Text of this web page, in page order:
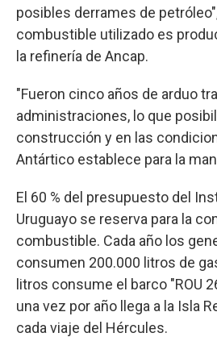
posibles derrames de petróleo",
combustible utilizado es
la refinería de Ancap.
"Fueron cinco años de arduo
administraciones, lo que
construcción y en las
Antártico establece para la
El 60 % del presupuesto del
Uruguayo se reserva para la
combustible. Cada año los
consumen 200.000 litros de
litros consume el barco "ROU
una vez por año llega a la Isla
cada viaje del Hércules.